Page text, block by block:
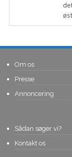
Om os
Presse
Annoncering
Sådan søger vi?
Kontakt os